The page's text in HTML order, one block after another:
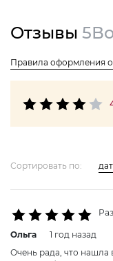
Отзывы 5
Правила оформления
Сортировать по:
Ольга
1 год назад
Очень рада, что нашла